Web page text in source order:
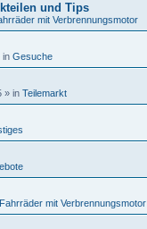
und Tips
mit Verbrennungsmotor
in Gesuche
» in Teilemarkt
Fahrräder mit Verbrennungsmotor